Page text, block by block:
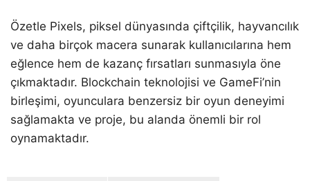
Özetle Pixels, piksel dünyasında çiftçilik, hayvancılık
ve daha birçok macera sunarak kullanıcılarına hem
eğlence hem de kazanç fırsatları sunmasıyla öne
çıkmaktadır. Blockchain teknolojisi ve GameFi’nin
birleşimi, oyunculara benzersiz bir oyun deneyimi
sağlamakta ve proje, bu alanda önemli bir rol
oynamaktadır.